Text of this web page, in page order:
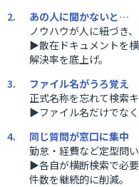
あの人に聞かないと…
ノウハウが人に紐づき
▶散在ドキュメントを
解決率を底上げ。
ファイル名がうろ覚え
正式名称を忘れて検索
▶ファイル名だけでなく
同じ質問が窓口に集中
勤怠・経費など定型問
▶各自が横断検索で必
件数を継続的に削減。